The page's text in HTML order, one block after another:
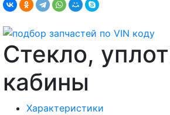
Стекло,
кабины
Характеристики